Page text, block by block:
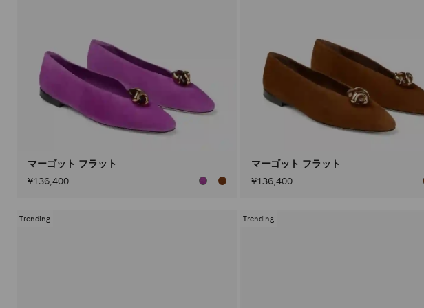
マーゴット フラット
¥136,400
マーゴット フラット
¥136,400
Trending Trending